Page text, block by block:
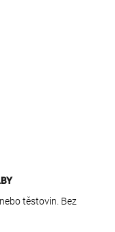
těstovin. Bez